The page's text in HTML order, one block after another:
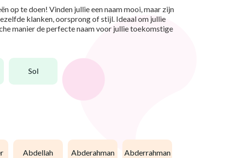
op te doen! Vinden jullie een naam mooi, maar zijn
klanken, oorsprong of stijl. Ideaal om jullie
manier de perfecte naam voor jullie toekomstige
sol
abdellah abderahman abderrahman